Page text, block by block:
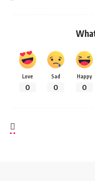
Love
0
Sad
0
Happy
0